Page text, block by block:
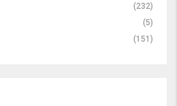
(232)
(5)
(151)